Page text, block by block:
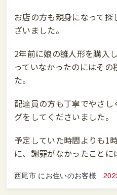
お店の方も親身になって
ざいました。
2年前に娘の雛人形を購入
っていなかったのにはそ
た。
配達員の方も丁寧でやさ
グをしてくださいました。
予定していた時間よりも1
に、謝罪がなかったことに
西尾市 にお住いのお客様